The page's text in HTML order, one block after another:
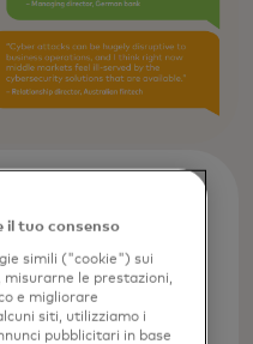
il tuo consenso
simili ("cookie") sui
le prestazioni,
e migliorare
siti, utilizziamo i
pubblicitari in base